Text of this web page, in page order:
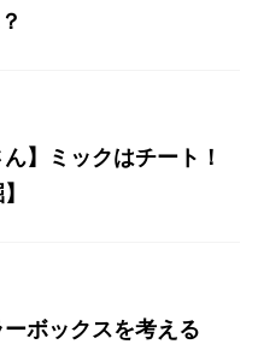
ん】ミックはチート！
ボックスを考える